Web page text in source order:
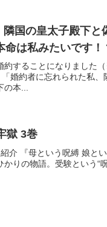
国の皇太子殿下と
は私みたいです！
約することになりました
婚約者に忘れられた私、
本...
獄 3巻
介 『母という呪縛 娘と
りの物語。受験という“